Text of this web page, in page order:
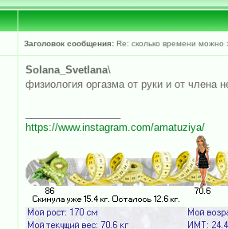
Заголовок сообщения: Re: сколько времени можно
Solana_Svetlana\
физиология оргазма от руки и от члена
https://www.instagram.com/amatuziya/